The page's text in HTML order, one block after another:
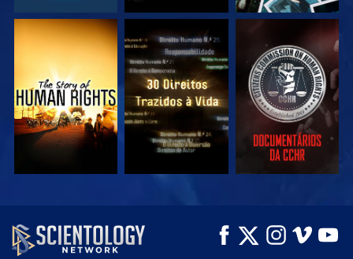
VEJA VEJA VEJA
VEJA EXPLORE A SÉRIE